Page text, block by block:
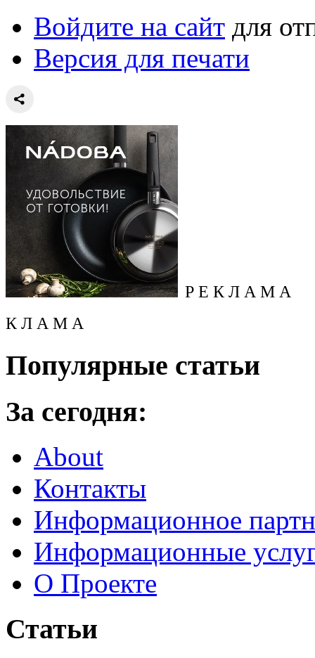
Войдите на сайт для
Версия для печати
Р Е К Л А М А
К Л А М А
Популярные статьи
За сегодня:
About
Контакты
Информационное
Информационные
О Проекте
Статьи